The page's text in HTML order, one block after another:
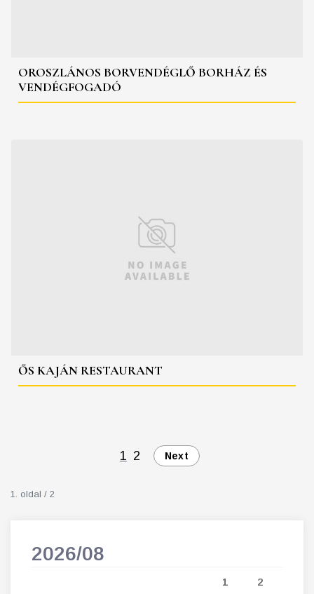
OROSZLÁNOS BORVENDÉGLŐ BORHÁZ ÉS
VENDÉGFOGADÓ
ŐS KAJÁN RESTAURANT
1 2 Next
1. oldal / 2
2026/08
1 2